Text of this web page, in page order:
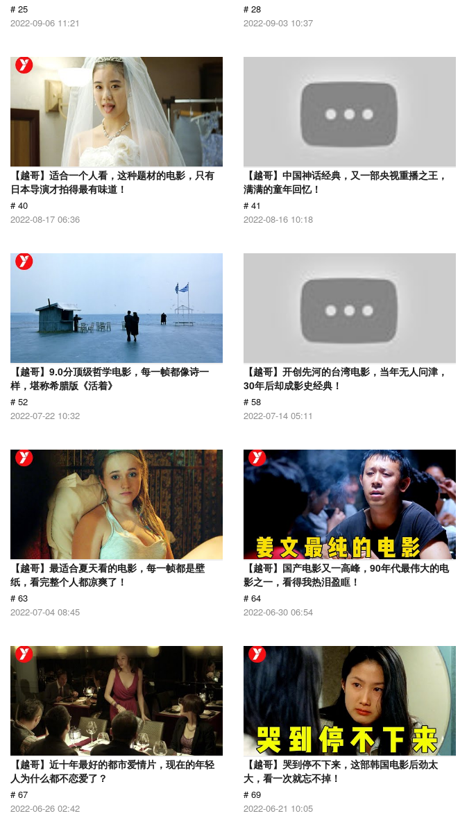
# 25
2022-09-06 11:21
# 28
2022-09-03 10:37
【越哥】适合一个人看，这种题材的电影，只有
日本导演才拍得最有味道！
# 40
2022-08-17 06:36
【越哥】中国神话经典，又一部央视重播之王，
满满的童年回忆！
# 41
2022-08-16 10:18
【越哥】9.0分顶级哲学电影，每一帧都像诗一
样，堪称希腊版《活着》
# 52
2022-07-22 10:32
【越哥】开创先河的台湾电影，当年无人问津，
30年后却成影史经典！
# 58
2022-07-14 05:11
【越哥】最适合夏天看的电影，每一帧都是壁
纸，看完整个人都凉爽了！
# 63
2022-07-04 08:45
【越哥】国产电影又一高峰，90年代最伟大的电
影之一，看得我热泪盈眶！
# 64
2022-06-30 06:54
【越哥】近十年最好的都市爱情片，现在的年轻
人为什么都不恋爱了？
# 67
2022-06-26 02:42
【越哥】哭到停不下来，这部韩国电影后劲太
大，看一次就忘不掉！
# 69
2022-06-21 10:05